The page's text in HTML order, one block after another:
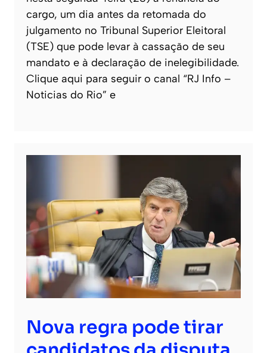
cargo, um dia antes da retomada do
julgamento no Tribunal Superior Eleitoral
(TSE) que pode levar à cassação de seu
mandato e à declaração de inelegibilidade.
Clique aqui para seguir o canal “RJ Info –
Noticias do Rio” e
Nova regra pode tirar